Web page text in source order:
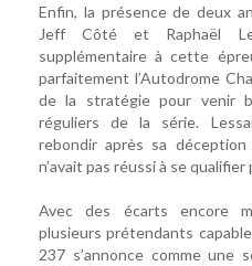
Enfin, la présence de deux
Jeff Côté et Raphaël
supplémentaire à cette
parfaitement l’Autodrome
de la stratégie pour venir
réguliers de la série.
rebondir après sa
n’avait pas réussi à se
Avec des écarts encore
plusieurs prétendants
237 s’annonce comme une